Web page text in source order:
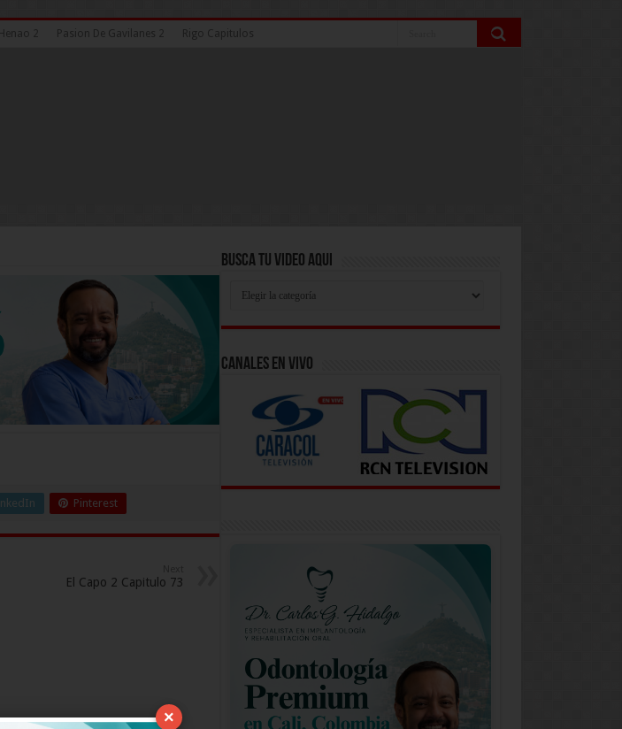
2 Pasion De Gavilanes 2 Rigo Capitulos
Pinterest
El Capo 2 Capitulo 73
Busca Tu Video Aqui
Aqui
Canales En Vivo
×